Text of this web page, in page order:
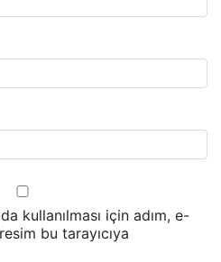
kullanılması için adım, e-
bu tarayıcıya